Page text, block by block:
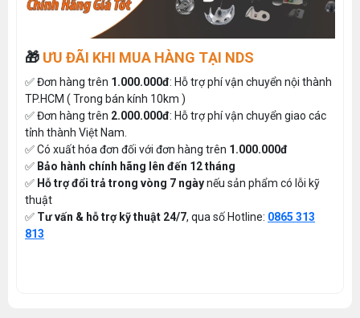
🎁 ƯU ĐÃI KHI MUA HÀNG TẠI NDS
✅ Đơn hàng trên 1.000.000đ: Hỗ trợ phí vận chuyển nội thành
TP.HCM ( Trong bán kính 10km )
✅ Đơn hàng trên 2.000.000đ: Hỗ trợ phí vận chuyển giao các
tỉnh thành Việt Nam.
✅ Có xuất hóa đơn đối với đơn hàng trên 1.000.000đ
✅ Bảo hành chính hãng lên đến 12 tháng
✅ Hỗ trợ đổi trả trong vòng 7 ngàynếu sản phẩm có lỗi kỹ
thuật
✅ Tư vấn & hỗ trợ kỹ thuật 24/7, qua số Hotline: 0865 313
813